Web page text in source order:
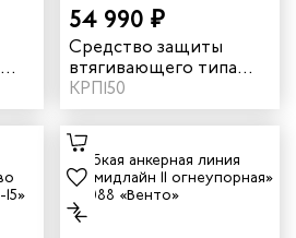
54 990 ₽
Средство защиты
втягивающего типа
«НВ-20» vnt HB20
КРП150